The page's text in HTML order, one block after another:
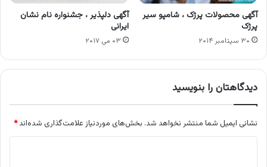
آگهی محصولات پرژک ، شامپو سیر
پرژک
۳۰ سپتامبر ۲۰۱۴
آگهی دلپذیر ، جشنواره نام نشان
ایرانی
۰۳ می ۲۰۱۷
دیدگاهتان را بنویسید
نشانی ایمیل شما منتشر نخواهد شد. بخش‌های موردنیاز علامت‌گذاری شده‌اند*